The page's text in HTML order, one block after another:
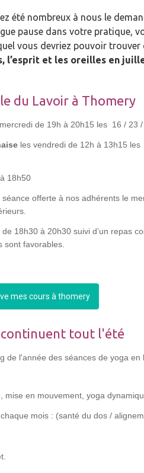
été nombreux à nous le
pause dans votre pratique,
vous devriez pouvoir
l’esprit et les oreilles en
du Lavoir à Thomery
de 19h à 20h15 les 16 / 23
les vendredi de 12h à 13h15
18h50
offerte à nos adhérents le
18h30 à 20h30 suivi d’un repas
sont favorables.
mes cours à thomery
continuent tout l'été
de l'année des séances de yoga en
en mouvement, yoga
mois : (santé du dos /